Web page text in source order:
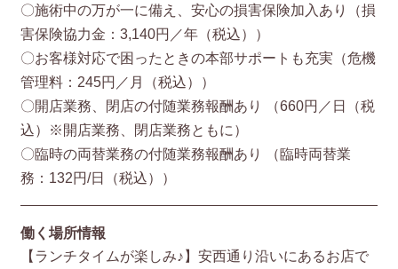
〇施術中の万が一に備え、安心の損害保険加入あり（損
害保険協⼒⾦：3,140円／年（税込））
〇お客様対応で困ったときの本部サポートも充実（危機
管理料：245円／月（税込））
〇開店業務、閉店の付随業務報酬あり （660円／⽇（税
込）※開店業務、閉店業務ともに）
〇臨時の両替業務の付随業務報酬あり （臨時両替業
務：132円/⽇（税込））
働く場所情報
【ランチタイムが楽しみ♪】安西通り沿いにあるお店で